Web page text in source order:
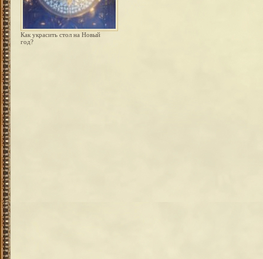
Как украсить стол на Новый
год?